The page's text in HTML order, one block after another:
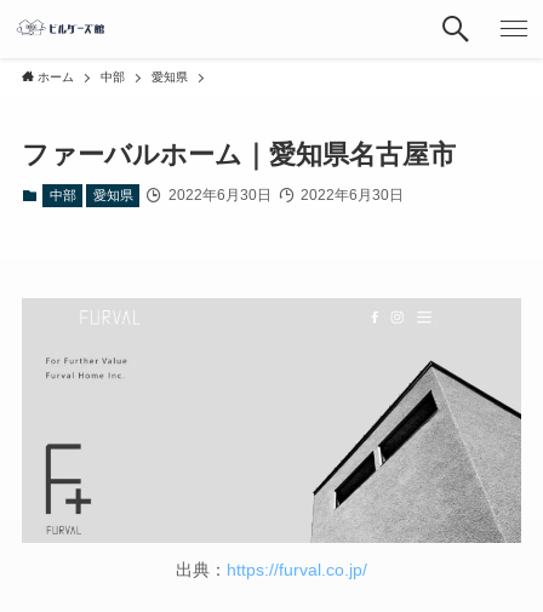
ホーム 中部 愛知県
ファーバルホーム｜愛知県名古屋市
中部 愛知県 2022年6月30日 2022年6月30日
出典： https://furval.co.jp/